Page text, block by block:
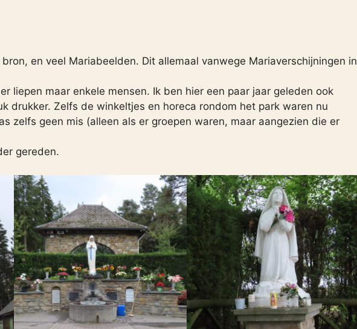
en veel Mariabeelden. Dit allemaal vanwege Mariaverschijningen in
liepen maar enkele mensen. Ik ben hier een paar jaar geleden ook
drukker. Zelfs de winkeltjes en horeca rondom het park waren nu
zelfs geen mis (alleen als er groepen waren, maar aangezien die er
gereden.